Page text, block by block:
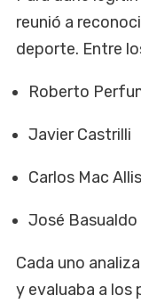
reunió a
deporte. Entre
Roberto
Javier Castrilli
Carlos Mac
José Basualdo
Cada uno
y evaluaba a